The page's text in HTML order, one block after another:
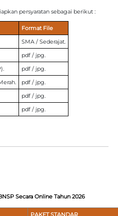
persyaratan sebagai berikut :
Format File
SMA / Sederajat.
pdf / jpg.
pdf / jpg.
pdf / jpg.
pdf / jpg.
pdf / jpg.
Secara Online Tahun 2026
PAKET STANDAR